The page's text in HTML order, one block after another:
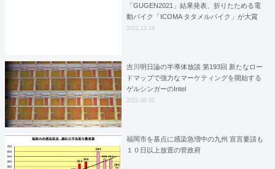
「GUGEN2021」結果発表、折りたためる電
動バイク「ICOMA タタメルバイク」が大賞
2021.12.14
吉川明日論の半導体放談 第193回 新たなロー
ドマップで強力なマーケティングを開始する
ゲルシンガーのIntel
2021.08.05
福岡市を基点に感染急増中の九州 宣言要請も
１０日以上放置の菅政府